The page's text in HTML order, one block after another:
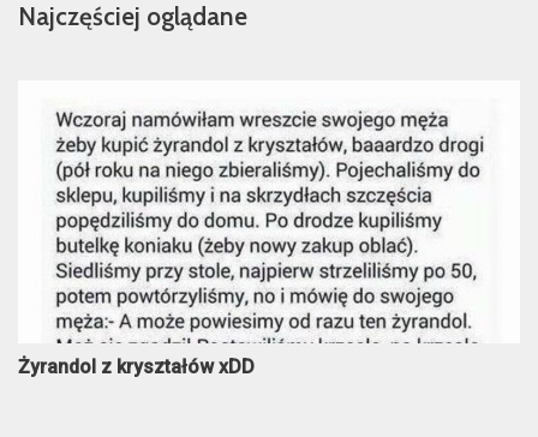
Najczęściej oglądane
Żyrandol z kryształów xDD